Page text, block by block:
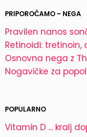
PRIPOROČAMO – NEGA
Pravilen nanos
Retinoidi:
Osnovna nega z
Nogavičke za
POPULARNO
Vitamin D ... kralj